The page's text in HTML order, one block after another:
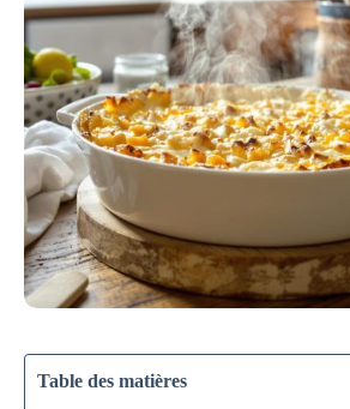
Table des matières